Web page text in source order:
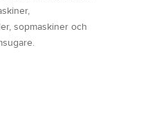
sopmaskiner och